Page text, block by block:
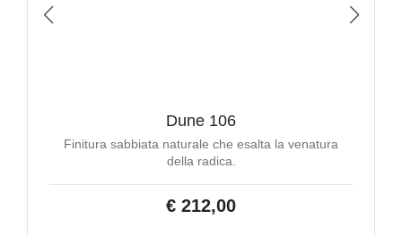
Dune 106
Finitura sabbiata naturale che esalta la venatura
della radica.
€ 212,00